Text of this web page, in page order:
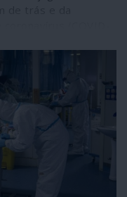
bolsas de